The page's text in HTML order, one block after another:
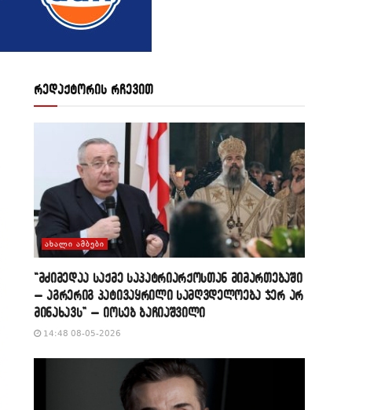
რედაქტორის რჩევით
ᲐᲮᲐᲚᲘ ᲐᲛᲑᲔᲑᲘ
“მძიმედაა საქმე საპატრიარქოსთან მიმართებაში
– აგრერიგ პატივაყრილი სამღვდელოება ჯერ არ
მინახავს” – იოსებ ბაჩიაშვილი
14:48 08-05-2026